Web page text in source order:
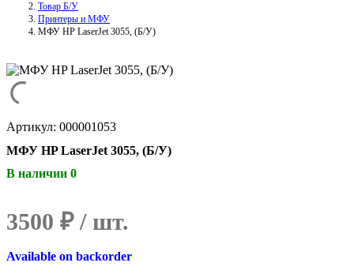
Товар Б/У
Принтеры и МФУ
МФУ HP LaserJet 3055, (Б/У)
Артикул: 000001053
МФУ HP LaserJet 3055, (Б/У)
В наличии 0
3500 ₽
Available on backorder